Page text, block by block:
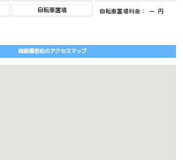
自転車置場 自転車置場料金： ー 円
西新橋若松のアクセスマップ